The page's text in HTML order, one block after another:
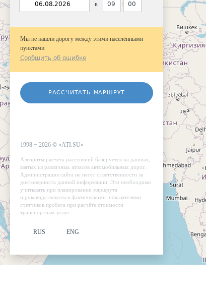
в :
Мы не нашли дорогу между этими населёнными
пунктами
Сообщить об ошибке
РАССЧИТАТЬ МАРШРУТ
1998 − 2026 © «ATI.SU»
Алгоритм расчета расстояний базируется на данных,
взятых из различных атласов автомобильных дорог.
Администрация сайта не несёт ответственности за
достоверность данной информации. Это необходимо
учитывать при планировании маршрута
и руководствоваться фактическими показателями
счетчиков пробега при расчёте стоимости
транспортных услуг.
RUS ENG